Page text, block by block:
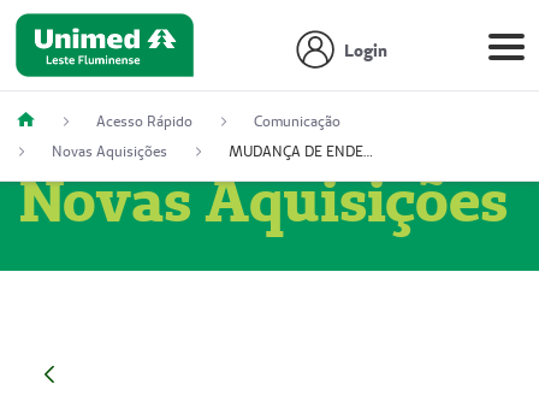
Login
Acesso Rápido
Comunicação
Novas Aquisições
MUDANÇA DE ENDEREÇO - DIAGITAB SERVIÇOS MÉDICOS LTDA (54003267-5)
Novas Aquisições